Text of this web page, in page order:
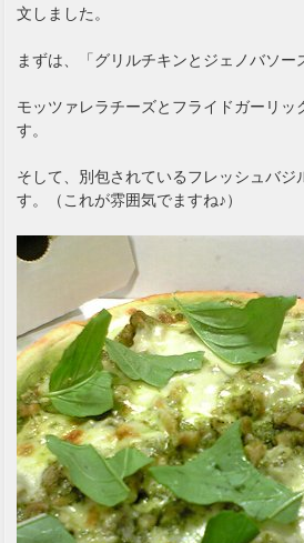
文しました。
まずは、「グリルチキンとジェノバソー
モッツァレラチーズとフライドガーリッ
す。
そして、別包されているフレッシュバジ
す。（これが雰囲気でますね♪）